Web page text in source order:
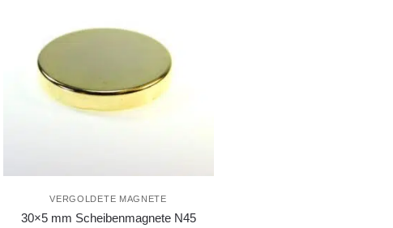
VERGOLDETE MAGNETE
30×5 mm Scheibenmagnete N45